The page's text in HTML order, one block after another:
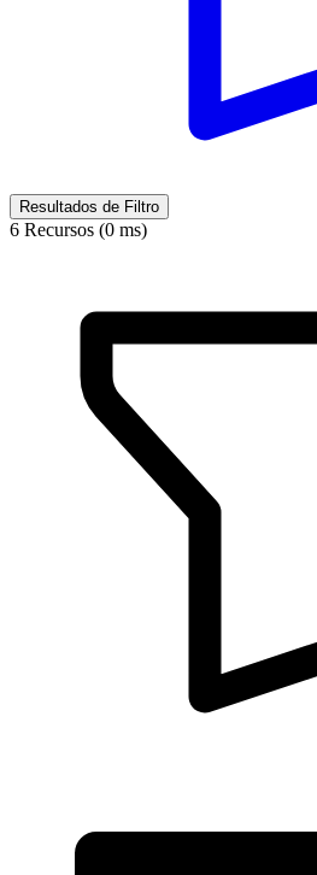
Resultados de Filtro
6 Recursos (0 ms)